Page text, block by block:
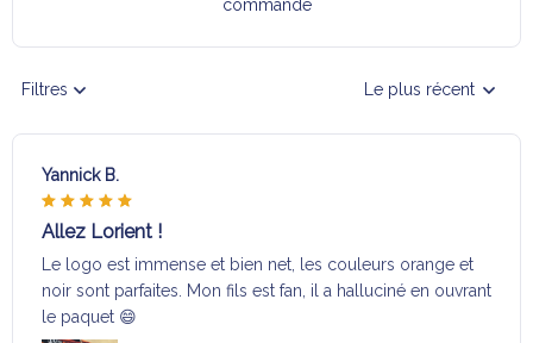
commande
Filtres Le plus récent
Yannick B.
Allez Lorient !
Le logo est immense et bien net, les couleurs orange et
noir sont parfaites. Mon fils est fan, il a halluciné en ouvrant
le paquet 😄